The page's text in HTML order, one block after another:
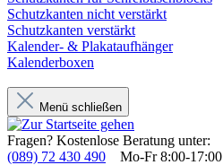
Schutzkanten nicht verstärkt
Schutzkanten verstärkt
Kalender- & Plakataufhänger
Kalenderboxen
Menü schließen
Fragen? Kostenlose Beratung unter:
(089) 72 430 490
Mo-Fr 8:00-17:00